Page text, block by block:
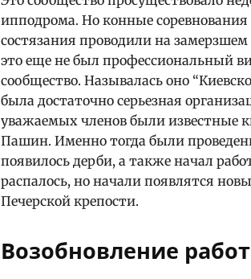
ипподрома. Но конные
состязания проводили на
это еще не был профессиональный
сообщество. Называлась оно
была достаточно серьезная
уважаемых членов были известные
Пашин. Именно тогда были
появилось дерби, а также начал
распалось, но начали появлятся
Печерской крепости.
Возобновление